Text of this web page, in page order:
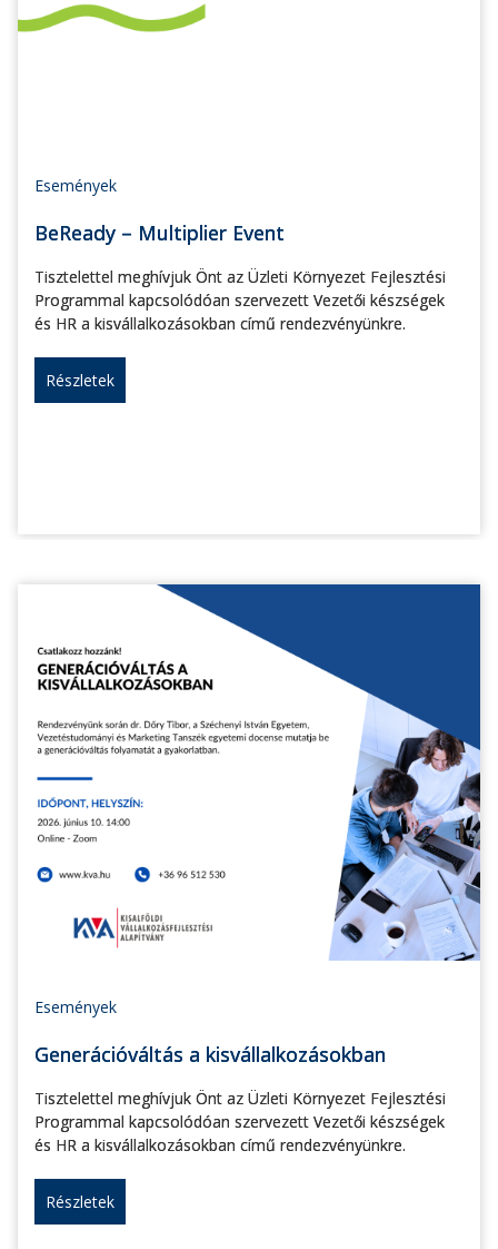
Események
BeReady – Multiplier Event
Tisztelettel meghívjuk Önt az Üzleti Környezet Fejlesztési
Programmal kapcsolódóan szervezett Vezetői készségek
és HR a kisvállalkozásokban című rendezvényünkre.
Részletek
Események
Generációváltás a kisvállalkozásokban
Tisztelettel meghívjuk Önt az Üzleti Környezet Fejlesztési
Programmal kapcsolódóan szervezett Vezetői készségek
és HR a kisvállalkozásokban című rendezvényünkre.
Részletek